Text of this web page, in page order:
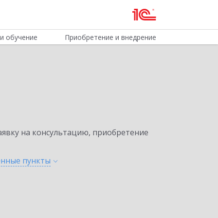
обучение Приобретение и внедрение
на консультацию, приобретение
пункты